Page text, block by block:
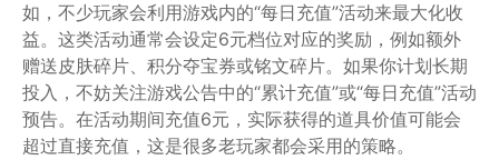
如，不少玩家会利用游戏内的“每日充值”活动来最大化收
益。这类活动通常会设定6元档位对应的奖励，例如额外
赠送皮肤碎片、积分夺宝券或铭文碎片。如果你计划长期
投入，不妨关注游戏公告中的“累计充值”或“每日充值”活动
预告。在活动期间充值6元，实际获得的道具价值可能会
超过直接充值，这是很多老玩家都会采用的策略。